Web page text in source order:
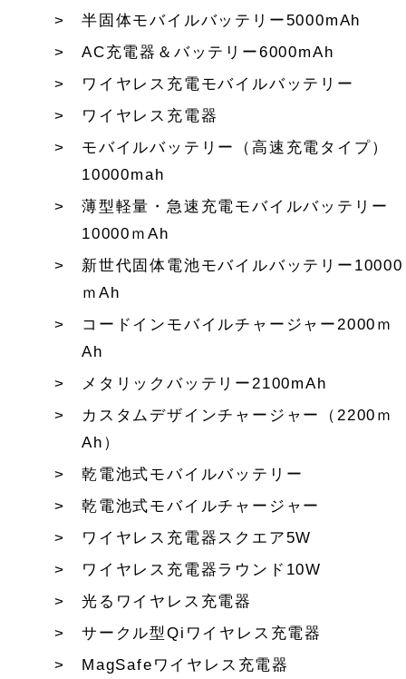
半固体モバイルバッテリー5000mAh
AC充電器＆バッテリー6000mAh
ワイヤレス充電モバイルバッテリー
ワイヤレス充電器
モバイルバッテリー（高速充電タイプ）
10000mah
薄型軽量・急速充電モバイルバッテリー
10000ｍAh
新世代固体電池モバイルバッテリー10000
ｍAh
コードインモバイルチャージャー2000ｍ
Ah
メタリックバッテリー2100mAh
カスタムデザインチャージャー（2200ｍ
Ah）
乾電池式モバイルバッテリー
乾電池式モバイルチャージャー
ワイヤレス充電器スクエア5W
ワイヤレス充電器ラウンド10W
光るワイヤレス充電器
サークル型Qiワイヤレス充電器
MagSafeワイヤレス充電器